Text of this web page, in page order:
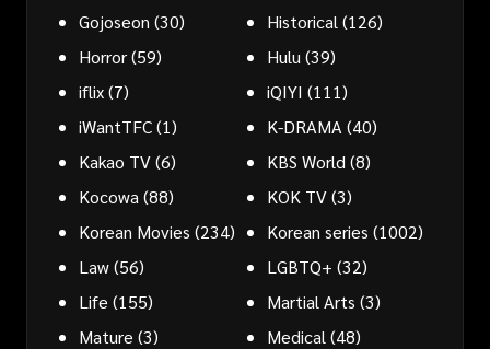
Gojoseon (30) Historical (126)
Horror(59) Hulu (39)
iflix(7) iQIYI (111)
iWantTFC(1) K-DRAMA (40)
Kakao TV(6) KBS World (8)
Kocowa (88) KOK TV(3)
Korean Movies (234) Korean series (1002)
Law(56) LGBTQ+ (32)
Life (155) Martial Arts (3)
Mature (3) Medical (48)